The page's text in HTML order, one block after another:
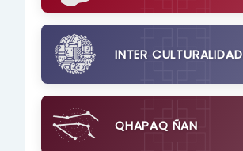
INTER CULTURALIDAD
QHAPAQ ÑAN